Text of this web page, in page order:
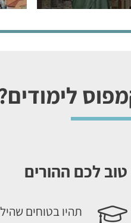
טוב לכם ההורים
תהיו בטוחים